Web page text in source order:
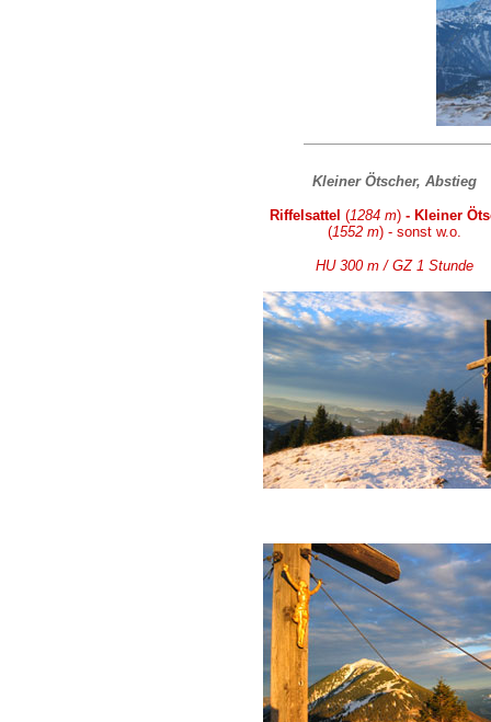
Kleiner Ötscher, Abstieg
Riffelsattel (1284 m)- Kleiner
(1552 m) - sonst w.o.
HU 300 m / GZ 1 Stunde